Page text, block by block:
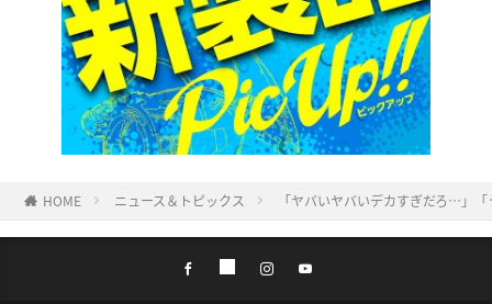
HOME ニュース＆トピックス 「ヤバいヤバいデカすぎだろ…」